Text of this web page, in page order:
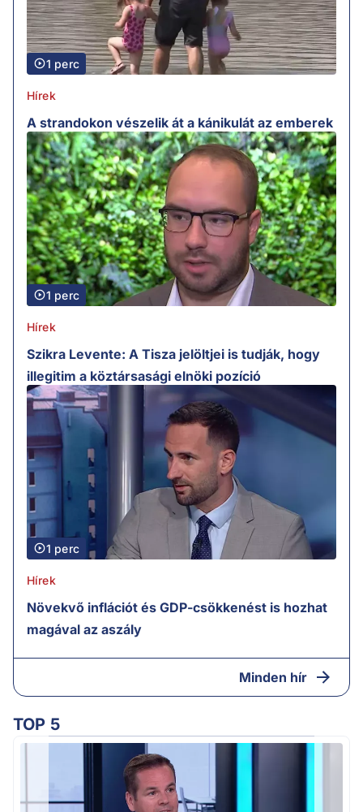
1 perc
Hírek
A strandokon vészelik át a kánikulát az emberek
1 perc
Hírek
Szikra Levente: A Tisza jelöltjei is tudják, hogy
illegitim a köztársasági elnöki pozíció
1 perc
Hírek
Növekvő inflációt és GDP-csökkenést is hozhat
magával az aszály
Minden hír
TOP 5